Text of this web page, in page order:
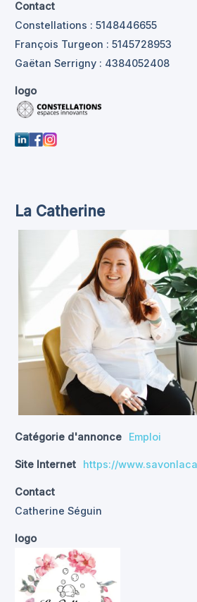
Contact
Constellations : 5148446655
François Turgeon : 5145728953
Gaëtan Serrigny : 4384052408
logo
La Catherine
Catégorie d'annonce Emploi
Site Internet https://
Contact
Catherine Séguin
logo